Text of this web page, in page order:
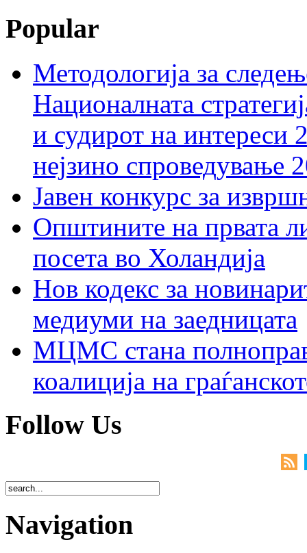
Popular
Методологија за
Националната
и судирот на интереси
нејзино спроведување
Јавен конкурс за
Општините на првата
посета во Холандија
Нов кодекс за
медиуми на заедницата
МЦМС стана
коалиција на
Follow Us
Navigation